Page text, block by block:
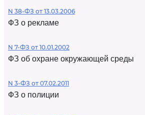
N 38-ФЗ от 13.03.2006
ФЗ о рекламе
N 7-ФЗ от 10.01.2002
ФЗ об охране окружающей среды
N 3-ФЗ от 07.02.2011
ФЗ о полиции